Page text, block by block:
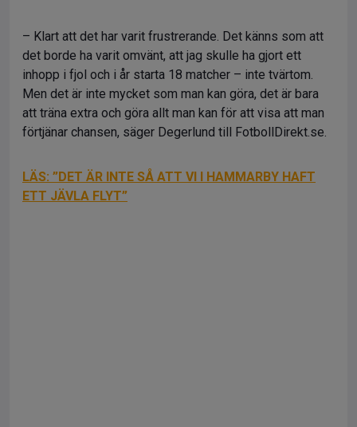
– Klart att det har varit frustrerande. Det känns som att
det borde ha varit omvänt, att jag skulle ha gjort ett
inhopp i fjol och i år starta 18 matcher – inte tvärtom.
Men det är inte mycket som man kan göra, det är bara
att träna extra och göra allt man kan för att visa att man
förtjänar chansen, säger Degerlund till FotbollDirekt.se.
LÄS: ”DET ÄR INTE SÅ ATT VI I HAMMARBY HAFT
ETT JÄVLA FLYT”